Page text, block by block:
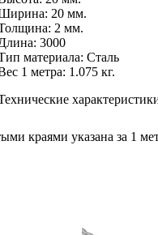
20 мм.
2 мм.
: 3000
материала: Сталь
1 метра: 1.075 кг.
краями указана за 1